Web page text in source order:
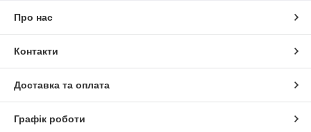
Про нас
Контакти
Доставка та оплата
Графік роботи